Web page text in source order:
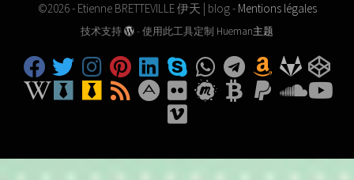
©2026 - Etienne BRETTEVILLE 伊天 | blog - Mentions légales
技术支持 - 使用此工具定制 Hueman主题